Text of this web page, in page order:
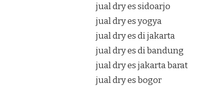
jual dry es sidoarjo
jual dry es yogya
jual dry es di jakarta
jual dry es di bandung
jual dry es jakarta barat
jual dry es bogor